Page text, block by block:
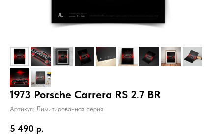
1973 Porsche Carrera RS 2.7 BR
Артикул: Лимитированная серия
5 490 р.